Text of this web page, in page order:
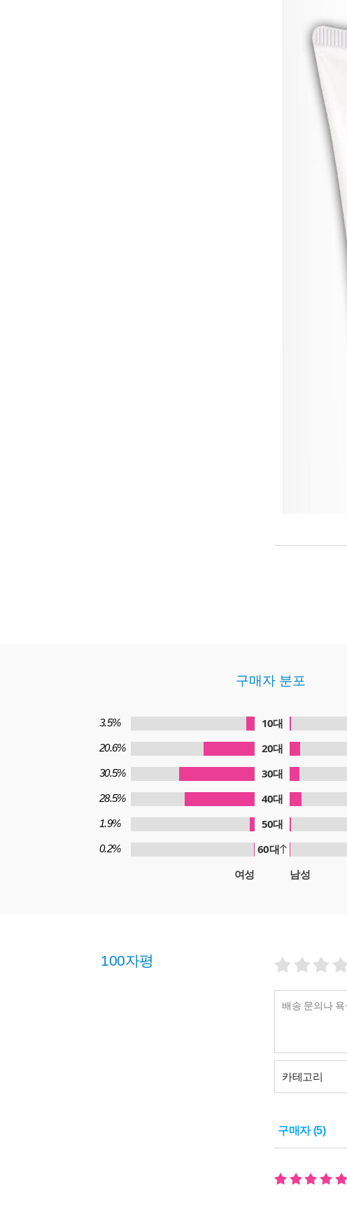
구매자 분포
3.5% 10대
20.6% 20대
30.5% 30대
28.5% 40대
1.9% 50대
0.2% 60대
여성 남성
100자평
카테고리
구매자 (5)